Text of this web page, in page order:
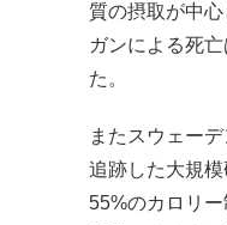
質の摂取が中心
ガンによる死
た。
またスウェー
追跡した大規
55%のカロリ